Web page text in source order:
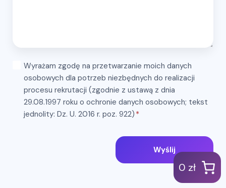
Wyrażam zgodę na przetwarzanie moich danych
osobowych dla potrzeb niezbędnych do realizacji
procesu rekrutacji (zgodnie z ustawą z dnia
29.08.1997 roku o ochronie danych osobowych; tekst
jednolity: Dz. U. 2016 r. poz. 922) *
Wyślij
0 zł